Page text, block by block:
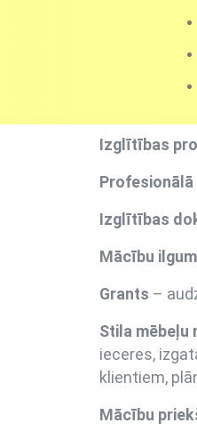
Izglītības
Izglītības
Mācību
Grants –
Stila mēbeļu
ieceres,
klientiem,
Mācību